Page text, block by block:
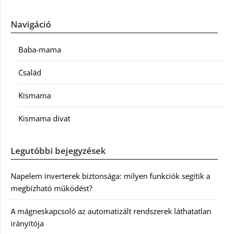
Navigáció
Baba-mama
Család
Kismama
Kismama divat
Legutóbbi bejegyzések
Napelem inverterek biztonsága: milyen funkciók segítik a
megbízható működést?
A mágneskapcsoló az automatizált rendszerek láthatatlan
irányítója